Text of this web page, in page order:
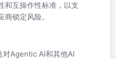
和互操作性标准，以支
锁定风险。
对Agentic AI和其他AI